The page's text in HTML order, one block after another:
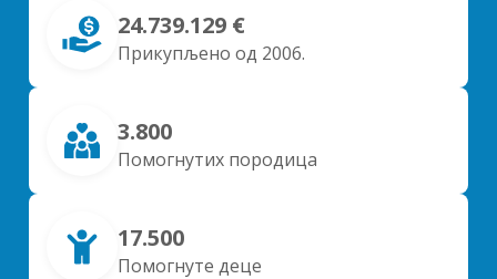
24.739.129 €
Прикупљено од 2006.
3.800
Помогнутих породица
17.500
Помогнуте деце